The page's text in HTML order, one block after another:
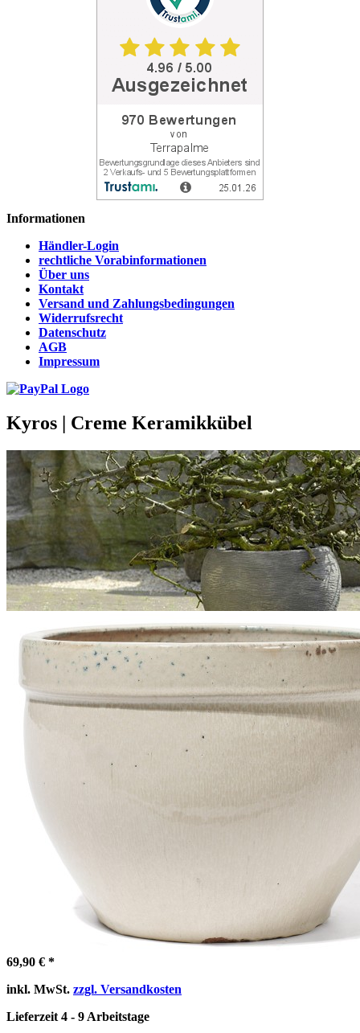
Informationen
Händler-Login
rechtliche Vorabinformationen
Über uns
Kontakt
Versand und Zahlungsbedingungen
Widerrufsrecht
Datenschutz
AGB
Impressum
Kyros | Creme Keramikkübel
69,90 € *
inkl. MwSt. zzgl. Versandkosten
Lieferzeit 4 - 9 Arbeitstage